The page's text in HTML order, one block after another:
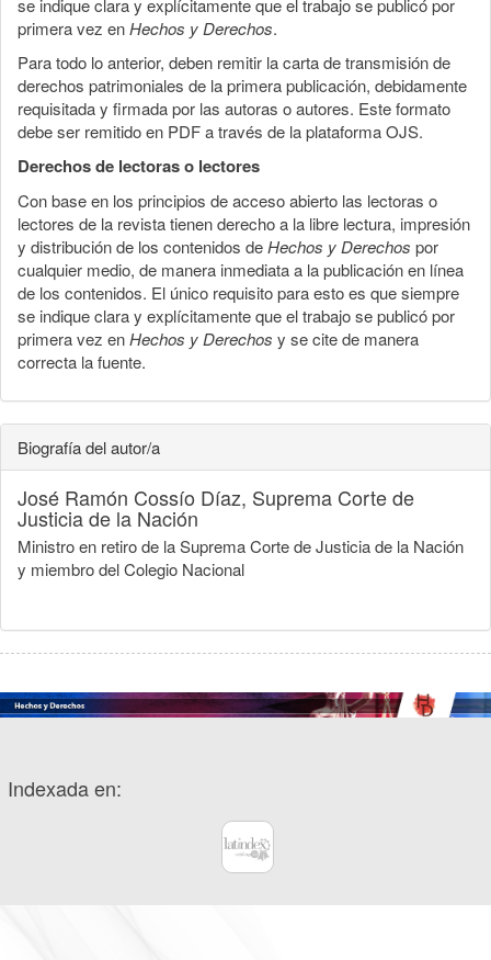
se indique clara y explícitamente que el trabajo se publicó por
primera vez enHechos y Derechos.
Para todo lo anterior, deben remitir la carta de transmisión de
derechos patrimoniales de la primera publicación, debidamente
requisitada y firmada por las autoras o autores. Este formato
debe ser remitido en PDF a través de la plataforma OJS.
Derechos de lectoras o lectores
Con base en los principios de acceso abierto las lectoras o
lectores de la revista tienen derecho a la libre lectura, impresión
y distribución de los contenidos deHechos y Derechos por
cualquier medio, de manera inmediata a la publicación en línea
de los contenidos. El único requisito para esto es que siempre
se indique clara y explícitamente que el trabajo se publicó por
primera vez enHechos y Derechos y se cite de manera
correcta la fuente.
Biografía del autor/a
José Ramón Cossío Díaz, Suprema Corte de
Justicia de la Nación
Ministro en retiro de la Suprema Corte de Justicia de la Nación
y miembro del Colegio Nacional
Indexada en: